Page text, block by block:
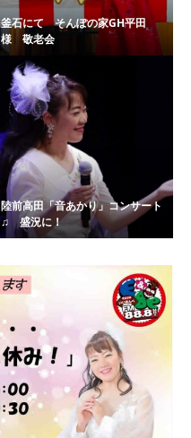
釜石にて そんぽの家GH平田
様 敬老会
陸前高田「音あかり」コンサート
♫ 盛況に！